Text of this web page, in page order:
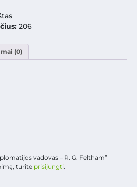
206
(0)
vadovas – R. G. Feltham”
turite prisijungti.